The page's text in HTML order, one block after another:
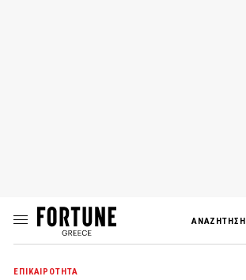
ΑΝΑΖΗΤΗΣΗ
ΕΠΙΚΑΙΡΟΤΗΤΑ